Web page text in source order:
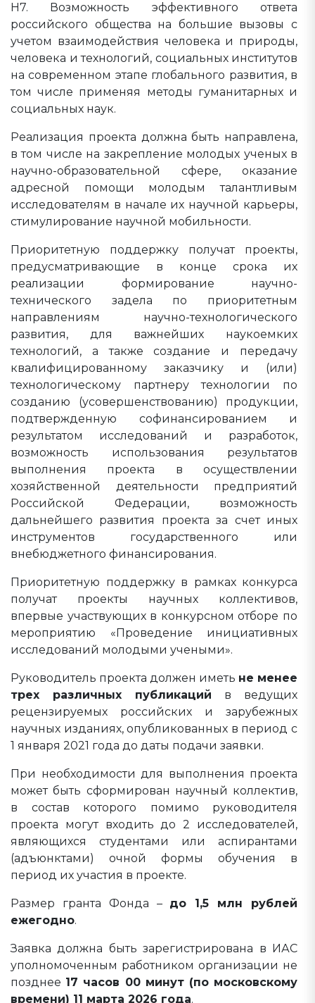
Н7. Возможность эффективного ответа
российского общества на большие вызовы с
учетом взаимодействия человека и природы,
человека и технологий, социальных институтов
на современном этапе глобального развития, в
том числе применяя методы гуманитарных и
социальных наук.
Реализация проекта должна быть направлена,
в том числе на закрепление молодых ученых в
научно-образовательной сфере, оказание
адресной помощи молодым талантливым
исследователям в начале их научной карьеры,
стимулирование научной мобильности.
Приоритетную поддержку получат проекты,
предусматривающие в конце срока их
реализации формирование научно-
технического задела по приоритетным
направлениям научно-технологического
развития, для важнейших наукоемких
технологий, а также создание и передачу
квалифицированному заказчику и (или)
технологическому партнеру технологии по
созданию (усовершенствованию) продукции,
подтвержденную софинансированием и
результатом исследований и разработок,
возможность использования результатов
выполнения проекта в осуществлении
хозяйственной деятельности предприятий
Российской Федерации, возможность
дальнейшего развития проекта за счет иных
инструментов государственного или
внебюджетного финансирования.
Приоритетную поддержку в рамках конкурса
получат проекты научных коллективов,
впервые участвующих в конкурсном отборе по
мероприятию «Проведение инициативных
исследований молодыми учеными».
Руководитель проекта должен иметь не менее
трех различных публикаций в ведущих
рецензируемых российских и зарубежных
научных изданиях, опубликованных в период с
1 января 2021 года до даты подачи заявки.
При необходимости для выполнения проекта
может быть сформирован научный коллектив,
в состав которого помимо руководителя
проекта могут входить до 2 исследователей,
являющихся студентами или аспирантами
(адъюнктами) очной формы обучения в
период их участия в проекте.
Размер гранта Фонда – до 1,5 млн рублей
ежегодно.
Заявка должна быть зарегистрирована в ИАС
уполномоченным работником организации не
позднее 17 часов 00 минут (по московскому
времени) 11 марта 2026 года.